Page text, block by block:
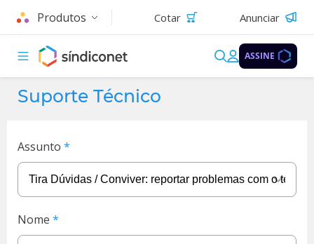
Produtos Cotar Anunciar
ASSINE
Suporte Técnico
Assunto
Nome